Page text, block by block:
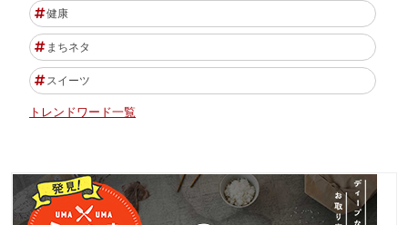
健康
まちネタ
スイーツ
トレンドワード一覧